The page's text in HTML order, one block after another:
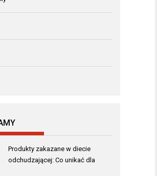
Produkty zakazane w diecie
odchudzającej: Co unikać dla